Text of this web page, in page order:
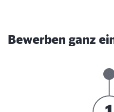
Bewerben ganz